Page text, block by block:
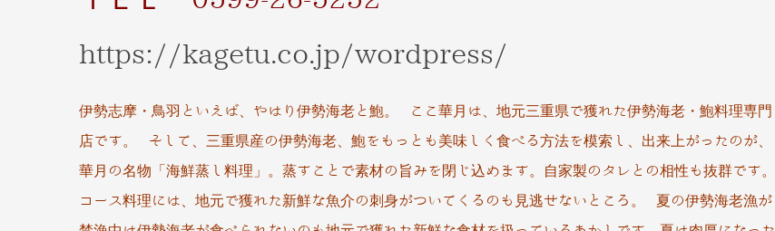
https://kagetu.co.jp/wordpress/
伊勢志摩・鳥羽といえば、やはり伊勢海老と鮑。 ここ華月は、地元三重県で獲れた伊勢海老・鮑料理専門
店です。 そして、三重県産の伊勢海老、鮑をもっとも美味しく食べる方法を模索し、出来上がったのが、
華月の名物「海鮮蒸し料理」。蒸すことで素材の旨みを閉じ込めます。自家製のタレとの相性も抜群です。
コース料理には、地元で獲れた新鮮な魚介の刺身がついてくるのも見逃せないところ。 夏の伊勢海老漁が